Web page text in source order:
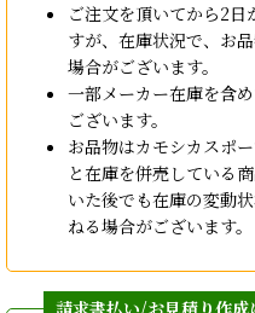
ご注文を頂いてから2
すが、在庫状況で、お
場合がございます。
一部メーカー在庫を含
ございます。
お品物はカモシカスポ
と在庫を併売している
いた後でも在庫の変動
ねる場合がございます。